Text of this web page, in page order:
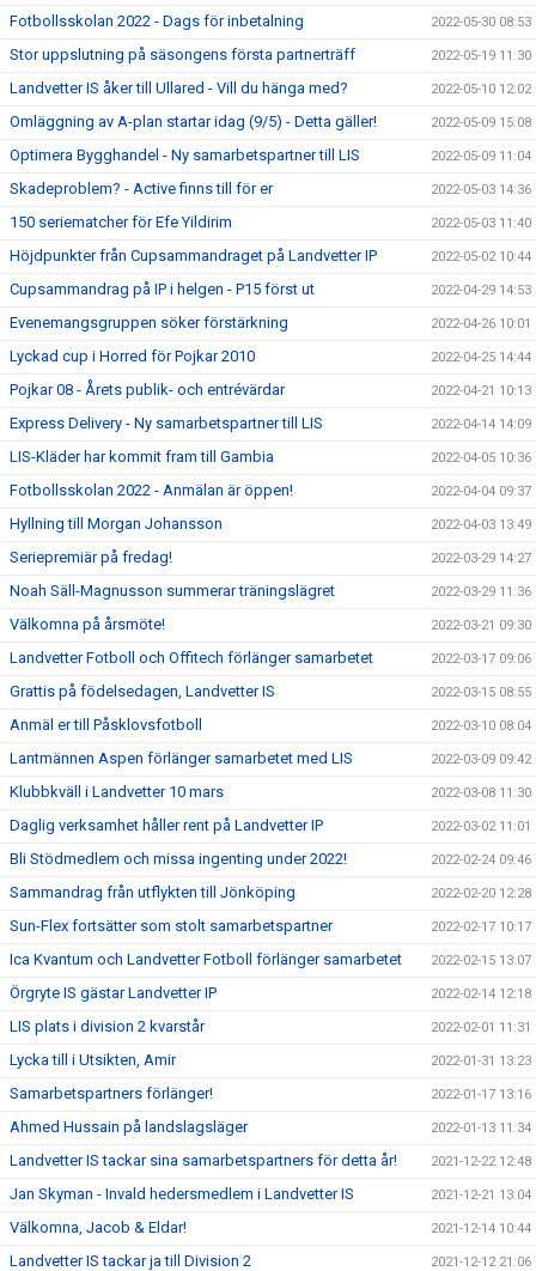
Fotbollsskolan 2022 - Dags för inbetalning 2022-05-30 08:53
Stor uppslutning på säsongens första partnerträff 2022-05-19 11:30
Landvetter IS åker till Ullared - Vill du hänga med? 2022-05-10 12:02
Omläggning av A-plan startar idag (9/5) - Detta gäller! 2022-05-09 15:08
Optimera Bygghandel - Ny samarbetspartner till LIS 2022-05-09 11:04
Skadeproblem? - Active finns till för er 2022-05-03 14:36
150 seriematcher för Efe Yildirim 2022-05-03 11:40
Höjdpunkter från Cupsammandraget på Landvetter IP 2022-05-02 10:44
Cupsammandrag på IP i helgen - P15 först ut 2022-04-29 14:53
Evenemangsgruppen söker förstärkning 2022-04-26 10:01
Lyckad cup i Horred för Pojkar 2010 2022-04-25 14:44
Pojkar 08 - Årets publik- och entrévärdar 2022-04-21 10:13
Express Delivery - Ny samarbetspartner till LIS 2022-04-14 14:09
LIS-Kläder har kommit fram till Gambia 2022-04-05 10:36
Fotbollsskolan 2022 - Anmälan är öppen! 2022-04-04 09:37
Hyllning till Morgan Johansson 2022-04-03 13:49
Seriepremiär på fredag! 2022-03-29 14:27
Noah Säll-Magnusson summerar träningslägret 2022-03-29 11:36
Välkomna på årsmöte! 2022-03-21 09:30
Landvetter Fotboll och Offitech förlänger samarbetet 2022-03-17 09:06
Grattis på födelsedagen, Landvetter IS 2022-03-15 08:55
Anmäl er till Påsklovsfotboll 2022-03-10 08:04
Lantmännen Aspen förlänger samarbetet med LIS 2022-03-09 09:42
Klubbkväll i Landvetter 10 mars 2022-03-08 11:30
Daglig verksamhet håller rent på Landvetter IP 2022-03-02 11:01
Bli Stödmedlem och missa ingenting under 2022! 2022-02-24 09:46
Sammandrag från utflykten till Jönköping 2022-02-20 12:28
Sun-Flex fortsätter som stolt samarbetspartner 2022-02-17 10:17
Ica Kvantum och Landvetter Fotboll förlänger samarbetet 2022-02-15 13:07
Örgryte IS gästar Landvetter IP 2022-02-14 12:18
LIS plats i division 2 kvarstår 2022-02-01 11:31
Lycka till i Utsikten, Amir 2022-01-31 13:23
Samarbetspartners förlänger! 2022-01-17 13:16
Ahmed Hussain på landslagsläger 2022-01-13 11:34
Landvetter IS tackar sina samarbetspartners för detta år! 2021-12-22 12:48
Jan Skyman - Invald hedersmedlem i Landvetter IS 2021-12-21 13:04
Välkomna, Jacob & Eldar! 2021-12-14 10:44
Landvetter IS tackar ja till Division 2 2021-12-12 21:06